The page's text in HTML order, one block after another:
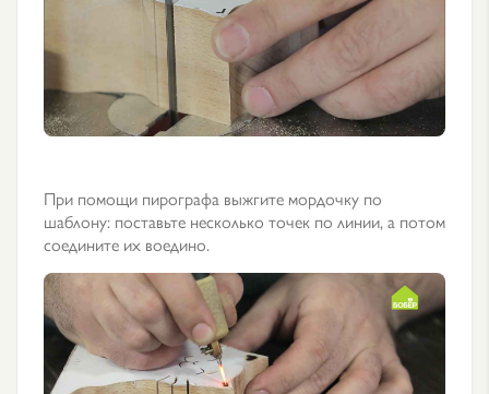
При помощи пирографа выжгите мордочку по
шаблону: поставьте несколько точек по линии, а потом
соедините их воедино.